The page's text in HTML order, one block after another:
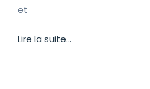
et
Lire la suite...